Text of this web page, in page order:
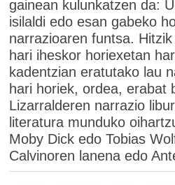
gainean kulunkatzen da:
isilaldi edo esan gabeko
narrazioaren funtsa.
hari iheskor horiexetan
kadentzian eratutako lau
hari horiek, ordea, erabat
Lizarralderen narrazio
literatura munduko
Moby Dick edo Tobias
Calvinoren lanena edo